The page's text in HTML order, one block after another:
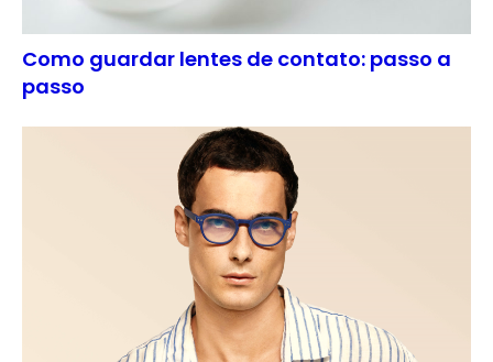
Como guardar lentes de contato: passo a
passo